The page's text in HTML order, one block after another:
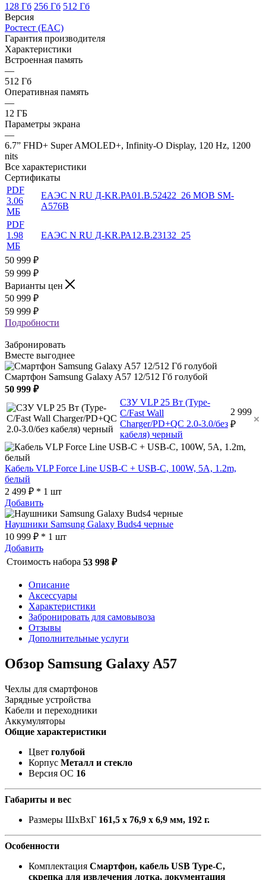
128 Гб 256 Гб 512 Гб
Версия
Ростест (EAC)
Гарантия производителя
Характеристики
Встроенная память
—
512 Гб
Оперативная память
—
12 ГБ
Параметры экрана
—
6.7” FHD+ Super AMOLED+, Infinity-O Display, 120 Hz, 1200
nits
Все характеристики
Сертификаты
PDF
3.06
МБ
ЕАЭС N RU Д-KR.РА01.В.52422_26 MOB SM-
A576B
PDF
1.98
МБ
ЕАЭС N RU Д-KR.РА12.В.23132_25
50 999 ₽
59 999 ₽
Варианты цен
50 999 ₽
59 999 ₽
Подробности
Забронировать
Вместе выгоднее
Смартфон Samsung Galaxy A57 12/512 Гб голубой
50 999 ₽
СЗУ VLP 25 Вт (Type-
C/Fast Wall
Charger/PD+QC 2.0-3.0/без
кабеля) черный
2 999
₽
Кабель VLP Force Line USB-C + USB-C, 100W, 5A, 1.2m,
белый
2 499 ₽ * 1 шт
Добавить
Наушники Samsung Galaxy Buds4 черные
10 999 ₽ * 1 шт
Добавить
Стоимость набора 53 998 ₽
Описание
Аксессуары
Характеристики
Забронировать для самовывоза
Отзывы
Дополнительные услуги
Обзор Samsung Galaxy A57
Чехлы для смартфонов
Зарядные устройства
Кабели и переходники
Аккумуляторы
Общие характеристики
Цвет голубой
Корпус Металл и стекло
Версия ОС 16
Габариты и вес
Размеры ШxВxГ 161,5 х 76,9 х 6,9 мм, 192 г.
Особенности
Комплектация Смартфон, кабель USB Type-C,
скрепка для извлечения лотка, документация